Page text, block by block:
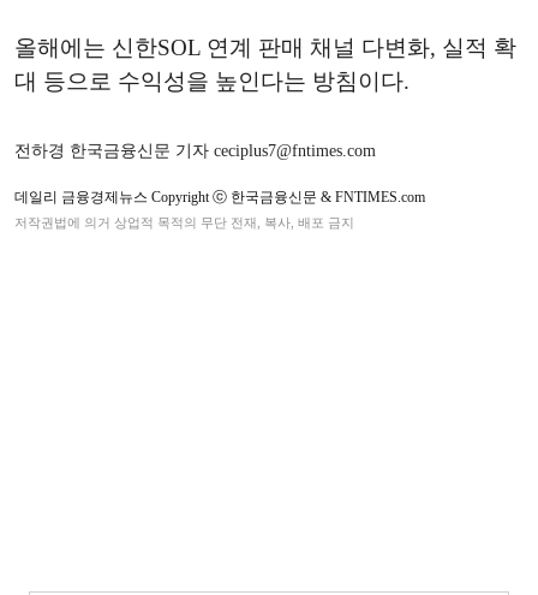
올해에는 신한SOL 연계 판매 채널 다변화, 실적 확
대 등으로 수익성을 높인다는 방침이다.
전하경 한국금융신문 기자 ceciplus7@fntimes.com
데일리 금융경제뉴스 Copyright ⓒ 한국금융신문 & FNTIMES.com
저작권법에 의거 상업적 목적의 무단 전재, 복사, 배포 금지